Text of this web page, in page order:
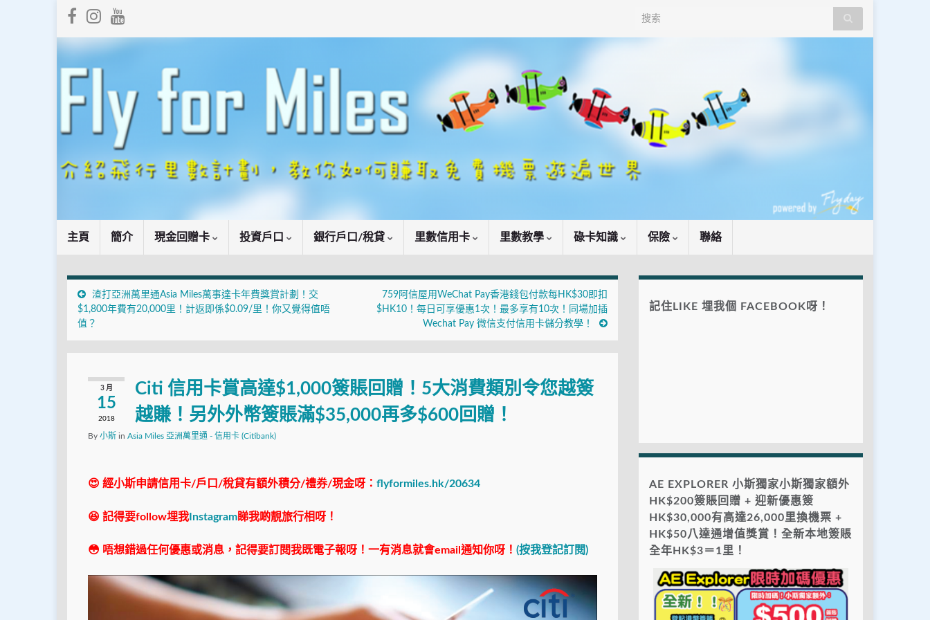
Search for:
主頁 簡介 現金回贈卡 投資戶口 銀行戶口/稅貸 里數信用卡 里數教學 碌卡知識 保險 聯絡
渣打亞洲萬里通Asia Miles萬事達卡年費獎賞計劃！交
$1,800年費有20,000里！計返即係$0.09/里！你又覺得值唔
值？
759阿信屋用WeChat Pay香港錢包付款每HK$30即扣
$HK10！每日可享優惠1次！最多享有10次！同場加插
Wechat Pay 微信支付信用卡儲分教學！
3 月
15
2018
Citi 信用卡賞高達$1,000簽賬回贈！5大消費類別令您越簽
越賺！另外外幣簽賬滿$35,000再多$600回贈！
By 小斯 in Asia Miles 亞洲萬里通 - 信用卡 (Citibank)
😍 經小斯申請信用卡/戶口/稅貸有額外積分/禮券/現金呀： flyformiles.hk/20634
😆 記得要follow埋我 Instagram睇我啲靚旅行相呀！
😳 唔想錯過任何優惠或消息，記得要訂閱我既電子報呀！一有消息就會email通知你呀！ (按我登記訂閱)
記住LIKE 埋我個 FACEBOOK呀！
AE EXPLORER 小斯獨家小斯獨家額外
HK$200簽賬回贈 + 迎新優惠簽
HK$30,000有高達26,000里換機票 +
HK$50八達通增值獎賞！全新本地簽賬
全年HK$3＝1里！